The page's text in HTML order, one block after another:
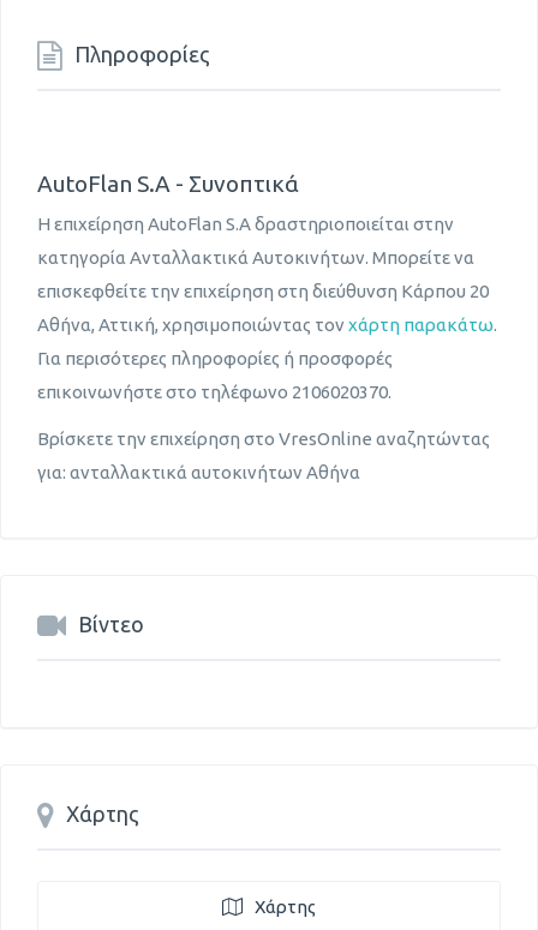
Πληροφορίες
AutoFlan S.A - Συνοπτικά
Η επιχείρηση AutoFlan S.A δραστηριοποιείται στην
κατηγορία Ανταλλακτικά Αυτοκινήτων. Μπορείτε να
επισκεφθείτε την επιχείρηση στη διεύθυνση Κάρπου 20
Αθήνα, Αττική, χρησιμοποιώντας τον χάρτη παρακάτω.
Για περισότερες πληροφορίες ή προσφορές
επικοινωνήστε στο τηλέφωνο 2106020370.
Βρίσκετε την επιχείρηση στο VresOnline αναζητώντας
για: ανταλλακτικά αυτοκινήτων Αθήνα
Βίντεο
Χάρτης
Χάρτης